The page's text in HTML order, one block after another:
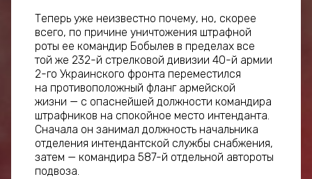
Теперь уже неизвестно почему, но, скорее
всего, по причине уничтожения штрафной
роты ее командир Бобылев в пределах все
той же 232-й стрелковой дивизии 40-й армии
2-го Украинского фронта переместился
на противоположный фланг армейской
жизни — с опаснейшей должности командира
штрафников на спокойное место интенданта.
Сначала он занимал должность начальника
отделения интендантской службы снабжения,
затем — командира 587-й отдельной автороты
подвоза.